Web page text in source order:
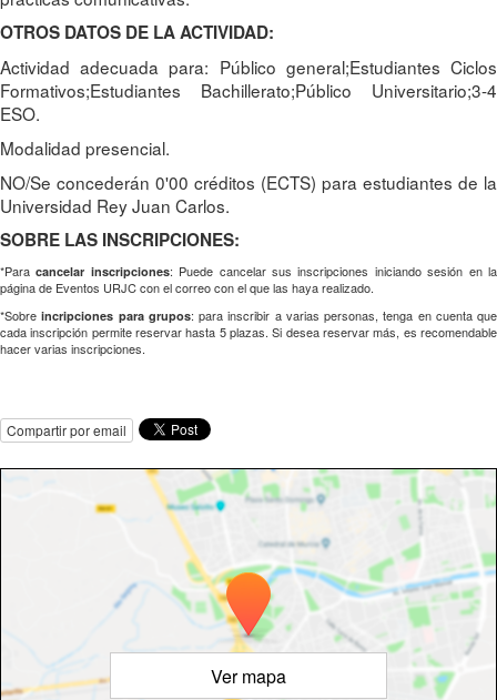
OTROS DATOS DE LA ACTIVIDAD:
Actividad adecuada para: Público general;Estudiantes Ciclos
Formativos;Estudiantes Bachillerato;Público Universitario;3-4
ESO.
Modalidad presencial.
NO/Se concederán 0'00 créditos (ECTS) para estudiantes de la
Universidad Rey Juan Carlos.
SOBRE LAS INSCRIPCIONES:
*Para cancelar inscripciones: Puede cancelar sus inscripciones iniciando sesión en la
página de Eventos URJC con el correo con el que las haya realizado.
*Sobreincripciones para grupos: para inscribir a varias personas, tenga en cuenta que
cada inscripción permite reservar hasta 5 plazas. Si desea reservar más, es recomendable
hacer varias inscripciones.
Compartir por email
Ver mapa